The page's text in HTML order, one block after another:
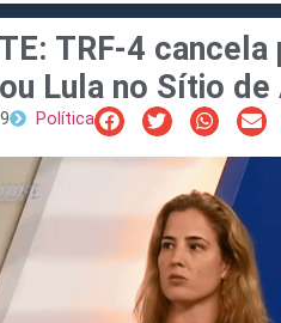
TRF-4
Lula no Sítio de
Política